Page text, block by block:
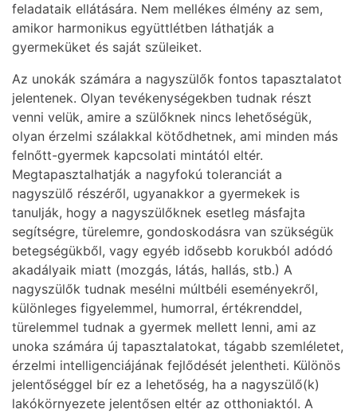
feladataik ellátására. Nem mellékes élmény az sem,
amikor harmonikus együttlétben láthatják a
gyermeküket és saját szüleiket.
Az unokák számára a nagyszülők fontos tapasztalatot
jelentenek. Olyan tevékenységekben tudnak részt
venni velük, amire a szülőknek nincs lehetőségük,
olyan érzelmi szálakkal kötődhetnek, ami minden más
felnőtt-gyermek kapcsolati mintától eltér.
Megtapasztalhatják a nagyfokú toleranciát a
nagyszülő részéről, ugyanakkor a gyermekek is
tanulják, hogy a nagyszülőknek esetleg másfajta
segítségre, türelemre, gondoskodásra van szükségük
betegségükből, vagy egyéb idősebb korukból adódó
akadályaik miatt (mozgás, látás, hallás, stb.) A
nagyszülők tudnak mesélni múltbéli eseményekről,
különleges figyelemmel, humorral, értékrenddel,
türelemmel tudnak a gyermek mellett lenni, ami az
unoka számára új tapasztalatokat, tágabb szemléletet,
érzelmi intelligenciájának fejlődését jelentheti. Különös
jelentőséggel bír ez a lehetőség, ha a nagyszülő(k)
lakókörnyezete jelentősen eltér az otthoniaktól. A